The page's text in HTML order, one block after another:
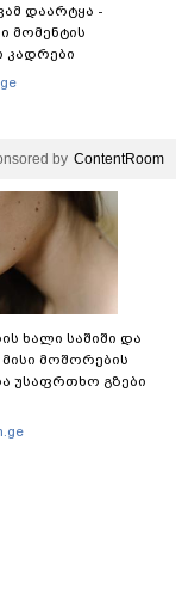
დაარტყა -
მომენტის
კადრები
მედიაში
by ContentRoom
ხალი საშიში და
მოშორების
უსაფრთხო გზები